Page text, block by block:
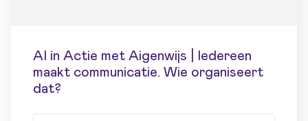
AI in Actie met Aigenwijs | Iedereen
maakt communicatie. Wie organiseert
dat?